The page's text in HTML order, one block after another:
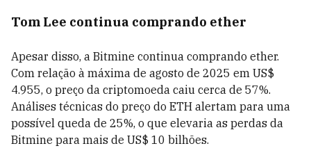
Tom Lee continua comprando ether
Apesar disso, a Bitmine continua comprando ether.
Com relação à máxima de agosto de 2025 em US$
4.955, o preço da criptomoeda caiu cerca de 57%.
Análises técnicas do preço do ETH alertam para uma
possível queda de 25%, o que elevaria as perdas da
Bitmine para mais de US$ 10 bilhões.